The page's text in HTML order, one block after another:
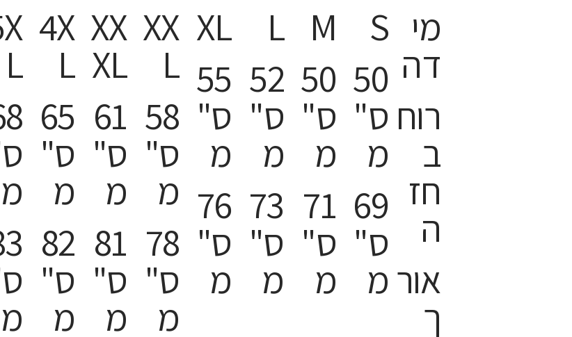
L
מ
מ
4X
L
65
ס"
מ
82
ס"
מ
XX
XL
61
ס"
מ
81
ס"
מ
XX
L
58
ס"
מ
78
ס"
מ
XL
55
ס"
מ
76
ס"
מ
L
52
ס"
מ
73
ס"
מ
M
50
ס"
מ
71
ס"
מ
S
50
ס"
מ
69
ס"
מ
מי
דה
רוח
ב
חז
ה
אור
ך